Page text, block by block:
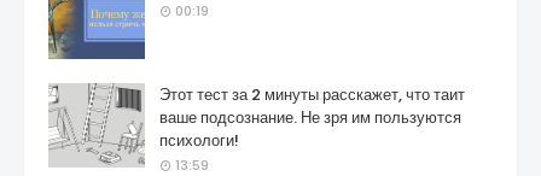
00:19
Этот тест за 2 минуты расскажет, что таит
ваше подсознание. Не зря им пользуются
психологи!
13:59